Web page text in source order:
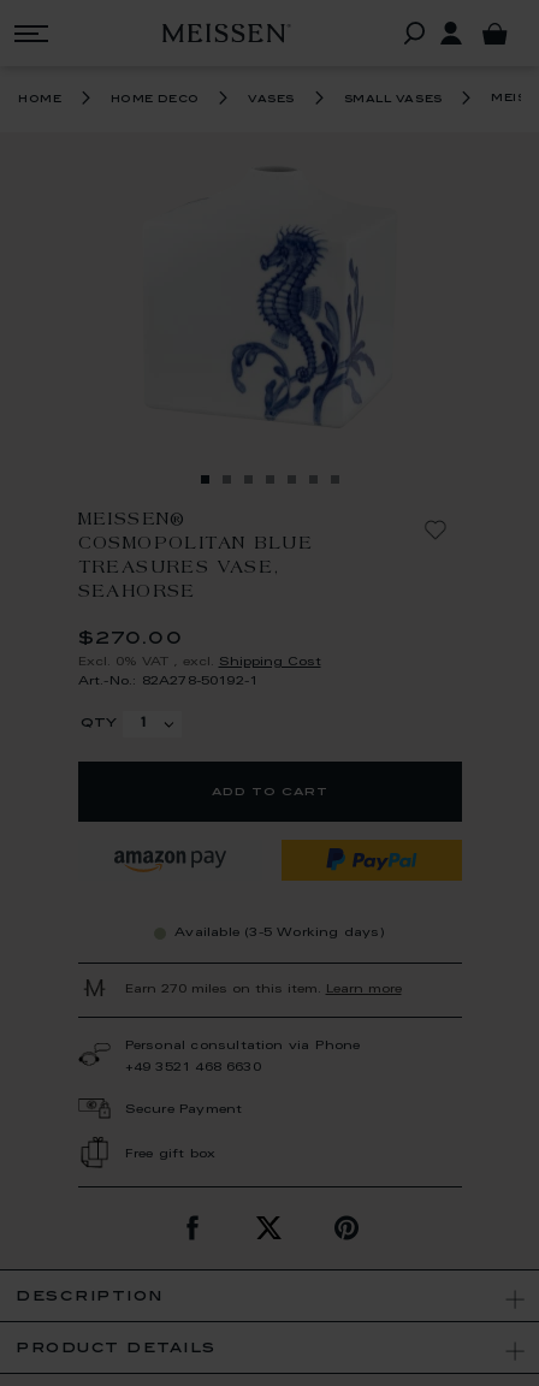
home home deco vases small vases
MEISSEN®
COSMOPOLITAN BLUE
TREASURES VASE,
SEAHORSE
$270.00
Excl. 0% VAT excl. Shipping Cost
Art.-No.: 82A278-50192-1
qty
add to cart
Available (3-5 Working days)
Earn 270 miles on this item. Learn more
Personal consultation via Phone
+49 3521 468 6630
Secure Payment
Free gift box
description
product details